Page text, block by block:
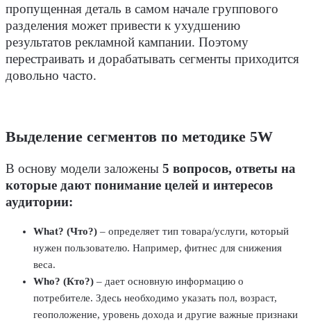
пропущенная деталь в самом начале группового
разделения может привести к ухудшению
результатов рекламной кампании. Поэтому
перестраивать и дорабатывать сегменты приходится
довольно часто.
Выделение сегментов по методике 5W
В основу модели заложены 5 вопросов, ответы на
которые дают понимание целей и интересов
аудитории:
What? (Что?) – определяет тип товара/услуги, который
нужен пользователю. Например, фитнес для снижения
веса.
Who? (Кто?) – дает основную информацию о
потребителе. Здесь необходимо указать пол, возраст,
геоположение, уровень дохода и другие важные признаки